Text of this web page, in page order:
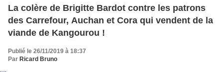
La colère de Brigitte Bardot contre les patrons
des Carrefour, Auchan et Cora qui vendent de la
viande de Kangourou !
Publié le 26/11/2019 à 18:37
Par Ricard Bruno